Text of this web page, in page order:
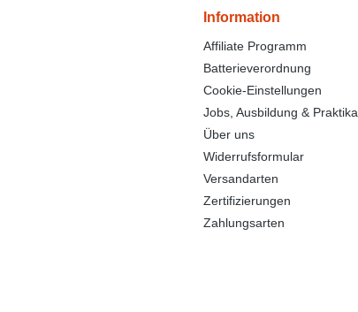
Information
Affiliate Programm
Batterieverordnung
Cookie-Einstellungen
Jobs, Ausbildung & Praktika
Über uns
Widerrufsformular
Versandarten
Zertifizierungen
Zahlungsarten